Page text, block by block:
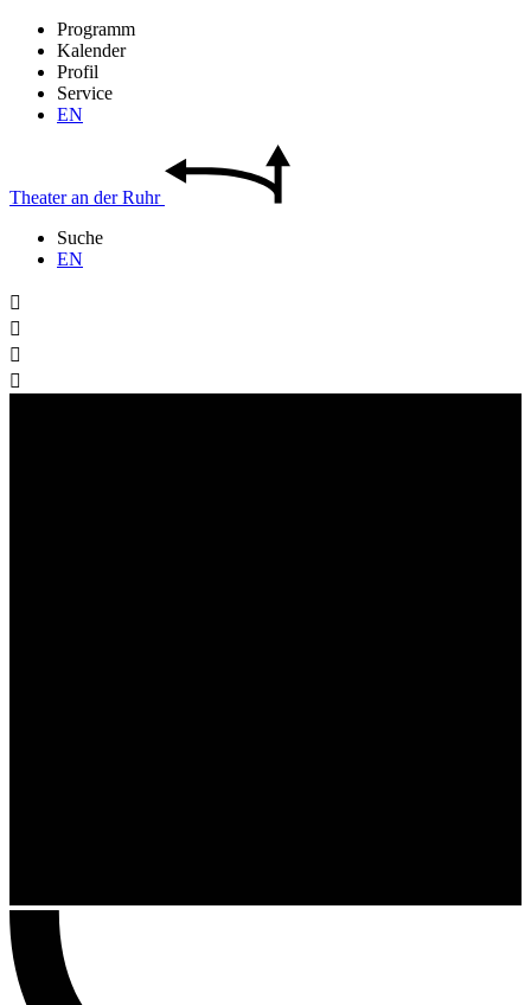
Programm
Kalender
Profil
Service
EN
Theateran derRuhr
Suche
EN



